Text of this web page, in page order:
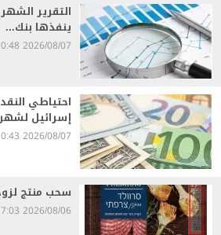
التقرير
ينفذها بنك...
2026/08/07 0:48
احتياطي
إسرائيل
2026/08/07 0:43
سحب منتج
2026/08/06 17:03